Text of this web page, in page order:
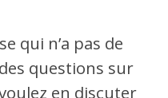
qui n’a pas de
questions sur
en discuter